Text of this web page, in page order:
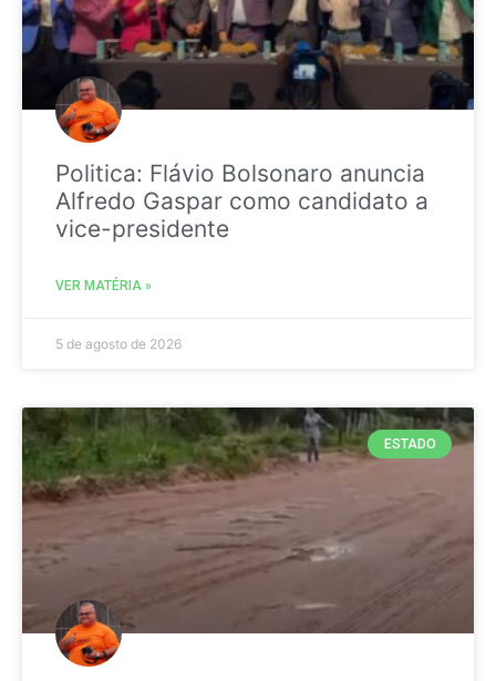
Politica: Flávio Bolsonaro anuncia
Alfredo Gaspar como candidato a
vice-presidente
VER MATÉRIA »
5 de agosto de 2026
ESTADO